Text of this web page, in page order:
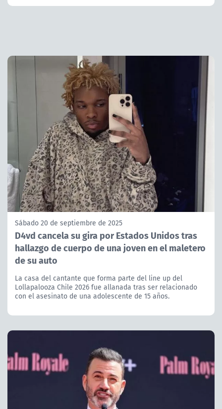
Sábado 20 de septiembre de 2025
D4vd cancela su gira por Estados Unidos tras
hallazgo de cuerpo de una joven en el maletero
de su auto
La casa del cantante que forma parte del line up del
Lollapalooza Chile 2026 fue allanada tras ser relacionado
con el asesinato de una adolescente de 15 años.